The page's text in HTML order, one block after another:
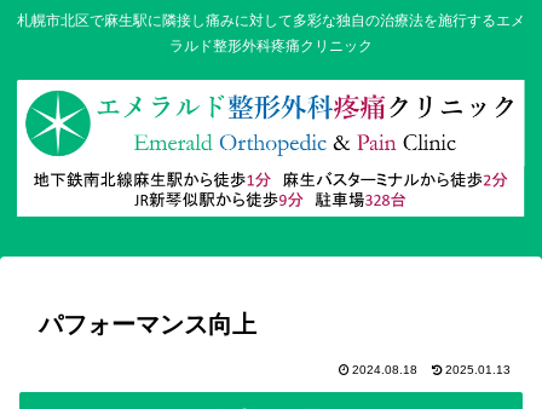
札幌市北区で麻生駅に隣接し痛みに対して多彩な独自の治療法を施行するエメ
ラルド整形外科疼痛クリニック
パフォーマンス向上
2024.08.18 2025.01.13